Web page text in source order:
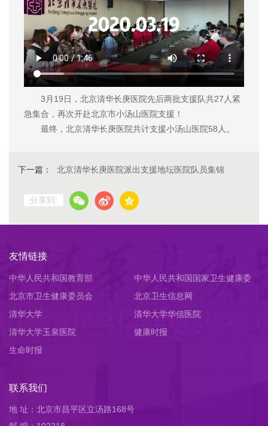
3月19日，北京清华长庚医院先后两批支援队共27人紧
急集合，再次开赴北京市小汤山医院支援！
最终，北京清华长庚医院共计支援小汤山医院58人。
下一篇： 北京清华长庚医院派出支援地坛医院队员集锦
分享到:
友情链接
中华人民共和国教育部
中华人民共和国国家卫生健康委
员会
北京市卫生健康委员会
北京卫生信息网
清华大学
清华大学华信医院
清华大学玉泉医院
健康时报
生命时报
联系我们
地 址：北京市昌平区立汤路168号